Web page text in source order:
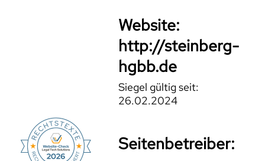
Website:
http://steinberg-
hgbb.de
Siegel gültig seit:
26.02.2024
Seitenbetreiber: